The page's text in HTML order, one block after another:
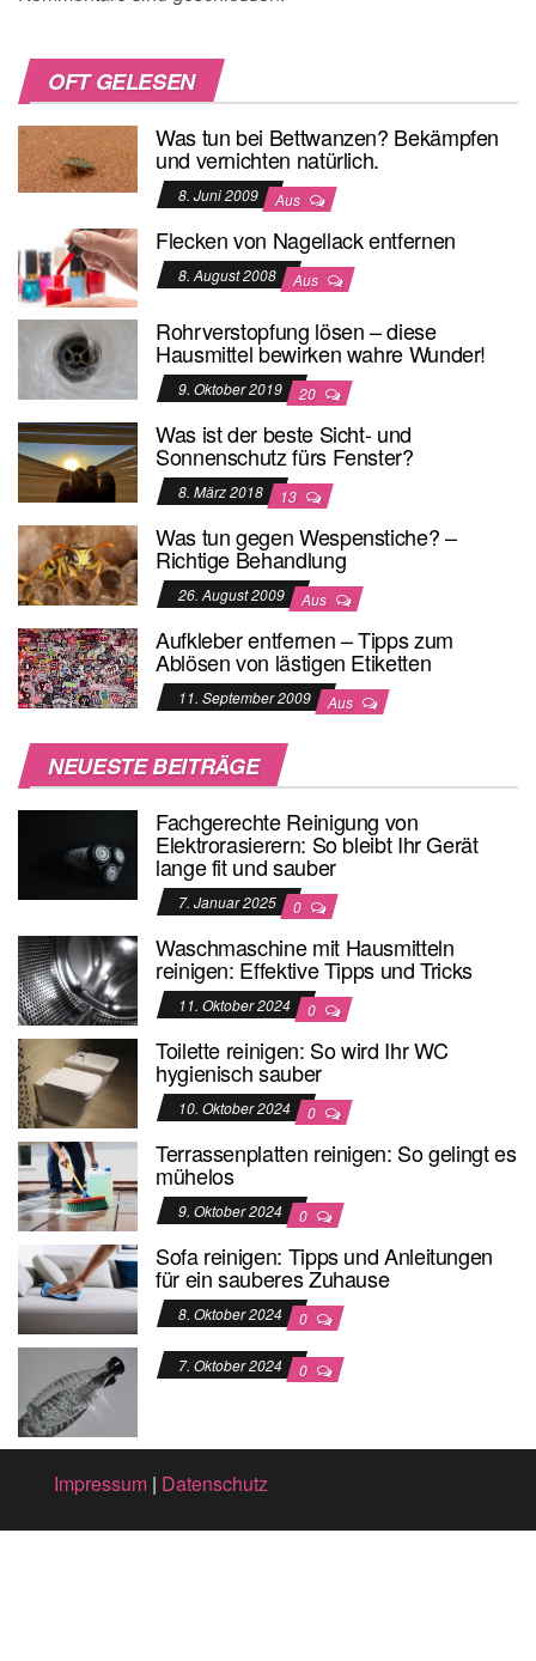
OFT GELESEN
Was tun bei Bettwanzen? Bekämpfen
und vernichten natürlich.
8. Juni 2009 Aus
Flecken von Nagellack entfernen
8. August 2008 Aus
Rohrverstopfung lösen – diese
Hausmittel bewirken wahre Wunder!
9. Oktober 2019 20
Was ist der beste Sicht- und
Sonnenschutz fürs Fenster?
8. März 2018 13
Was tun gegen Wespenstiche? –
Richtige Behandlung
26. August 2009 Aus
Aufkleber entfernen – Tipps zum
Ablösen von lästigen Etiketten
11. September 2009 Aus
NEUESTE BEITRÄGE
Fachgerechte Reinigung von
Elektrorasierern: So bleibt Ihr Gerät
lange fit und sauber
7. Januar 2025 0
Waschmaschine mit Hausmitteln
reinigen: Effektive Tipps und Tricks
11. Oktober 2024 0
Toilette reinigen: So wird Ihr WC
hygienisch sauber
10. Oktober 2024 0
Terrassenplatten reinigen: So gelingt es
mühelos
9. Oktober 2024 0
Sofa reinigen: Tipps und Anleitungen
für ein sauberes Zuhause
8. Oktober 2024 0
7. Oktober 2024 0
Impressum | Datenschutz